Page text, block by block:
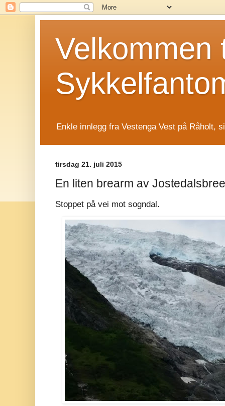
Velkommen
Enkle innlegg fra Vestenga Vest på Råholt,
tirsdag 21. juli 2015
En liten brearm av
Stoppet på vei mot sogndal.